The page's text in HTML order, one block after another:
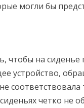
могли бы
чтобы на сиденье
устройство,
соответствовала
четко не